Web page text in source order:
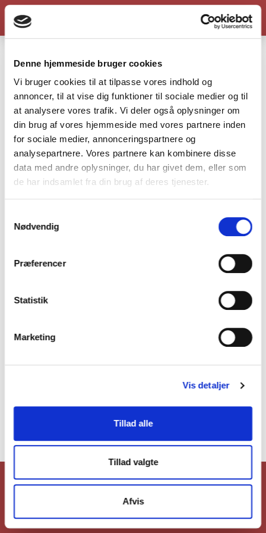
Denne hjemmeside bruger cookies
Vi bruger cookies til at tilpasse vores indhold og
annoncer, til at vise dig funktioner til sociale medier og til
at analysere vores trafik. Vi deler også oplysninger om
din brug af vores hjemmeside med vores partnere inden
for sociale medier, annonceringspartnere og
analysepartnere. Vores partnere kan kombinere disse
data med andre oplysninger, du har givet dem, eller som
de har indsamlet fra din brug af deres tjenester.
Nødvendig
Præferencer
Statistik
Marketing
Vis detaljer
Tillad alle
Tillad valgte
Afvis
Motionscenter